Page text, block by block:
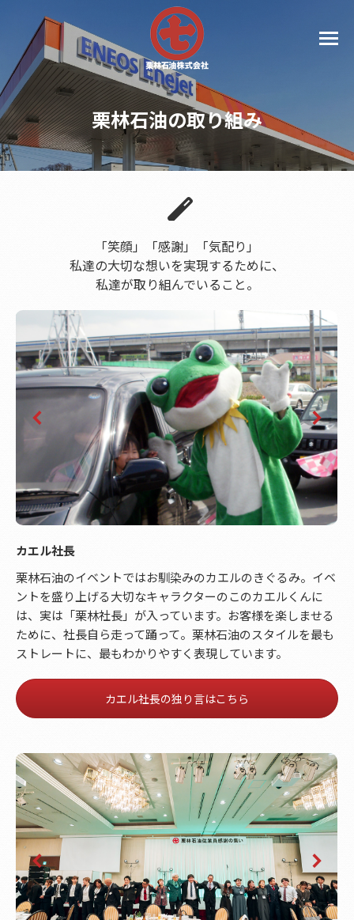
栗林石油の取り組み
「笑顔」「感謝」「気配り」
私達の大切な想いを実現するために、
私達が取り組んでいること。
カエル社長
栗林石油のイベントではお馴染みのカエルのきぐるみ。イベ
ントを盛り上げる大切なキャラクターのこのカエルくんに
は、実は「栗林社長」が入っています。お客様を楽しませる
ために、社長自ら走って踊って。栗林石油のスタイルを最も
ストレートに、最もわかりやすく表現しています。
カエル社長の独り言はこちら